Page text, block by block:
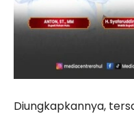
Diungkapkannya,